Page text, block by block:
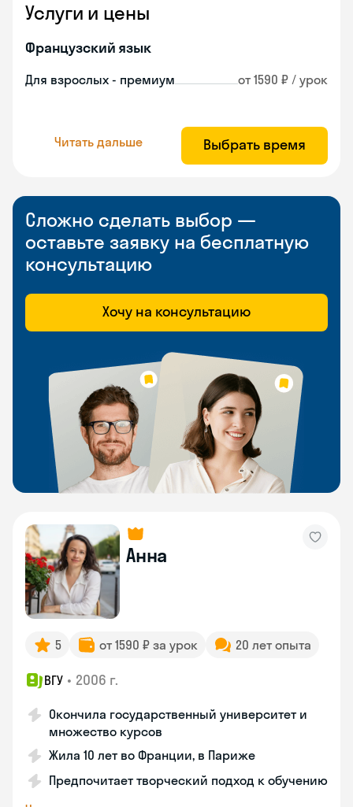
Услуги и цены
Французский язык
Для взрослых - премиум от 1590 ₽ / урок
Читать дальше Выбрать время
Сложно сделать выбор —
оставьте заявку на бесплатную
консультацию
Хочу на консультацию
Анна
5 от 1590 ₽ за урок 20 лет опыта
ВГУ • 2006 г.
Окончила государственный университет и
множество курсов
Жила 10 лет во Франции, в Париже
Предпочитает творческий подход к обучению